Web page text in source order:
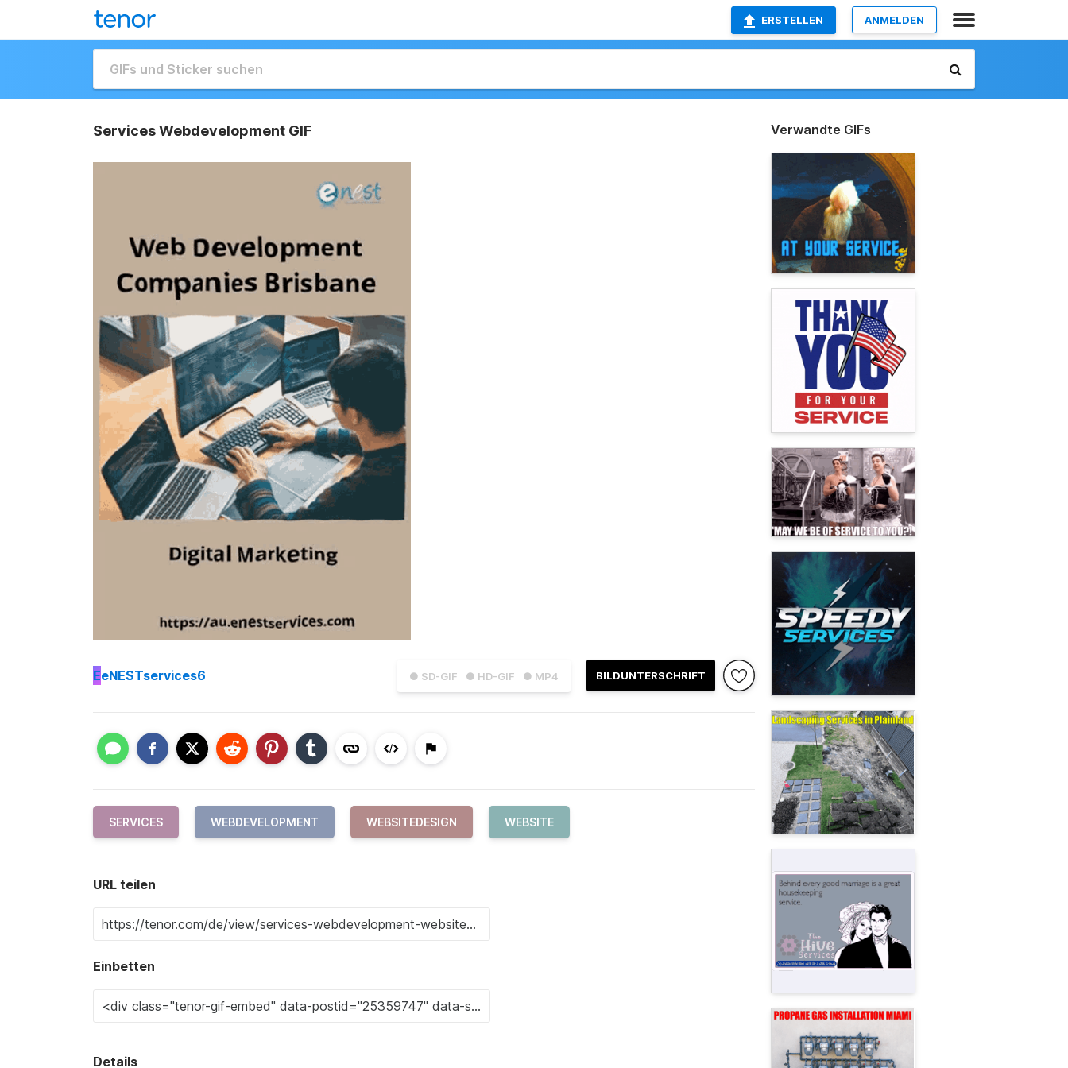
ERSTELLEN ANMELDEN
Services Webdevelopment GIF
● SD-GIF ● HD-GIF ● MP4 BILDUNTERSCHRIFT
EeNESTservices6
SERVICES WEBDEVELOPMENT WEBSITEDESIGN WEBSITE
URL teilen
Einbetten
Details
Verwandte GIFs